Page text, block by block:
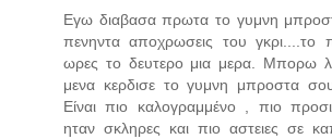
Εγω διαβασα πρωτα το γυμνη
πενηντα αποχρωσεις του
ωρες το δευτερο μια μερα. Μπορω
μενα κερδισε το γυμνη μπροστα
Είναι πιο καλογραμμένο , πιο
ηταν σκληρες και πιο αστειες σε